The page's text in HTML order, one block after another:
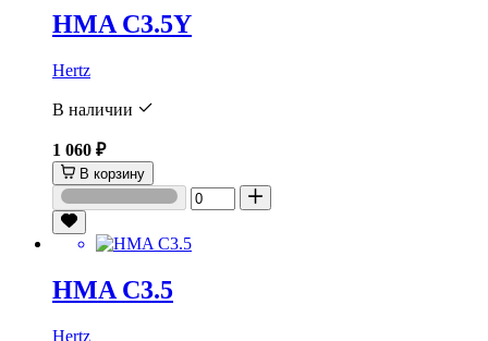
HMA C3.5Y
Hertz
В наличии
1 060 ₽
В корзину
HMA C3.5
Hertz